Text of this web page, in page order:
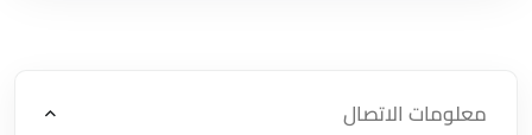
معلومات الاتصال